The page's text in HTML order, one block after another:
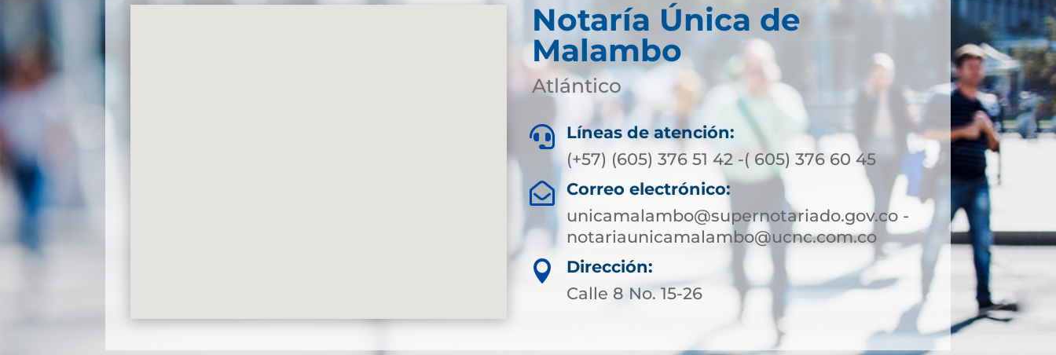
Notaría Única de
Malambo
Atlántico

Líneas de atención:
(+57) (605) 376 51 42 -( 605) 376 60 45

Correo electrónico:
unicamalambo@supernotariado.gov.co -
notariaunicamalambo@ucnc.com.co

Dirección:
Calle 8 No. 15-26